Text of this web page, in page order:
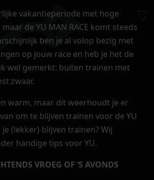
vakantieperiode met hoge
de YU MAN RACE komt steeds
ben je al volop bezig met
op jouw race en heb je het de
wel gemerkt: buiten trainen met
zwaar.
warm, maar dit weerhoudt je er
om te blijven trainen voor de YU
je (lekker) blijven trainen? Wij
handige tips voor YU.
VROEG OF ‘S AVONDS